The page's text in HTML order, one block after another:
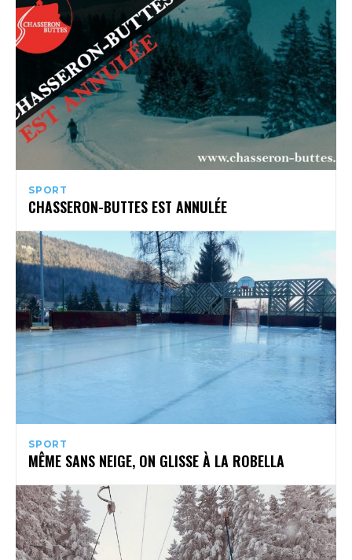
SPORT
CHASSERON-BUTTES EST ANNULÉE
SPORT
MÊME SANS NEIGE, ON GLISSE À LA ROBELLA